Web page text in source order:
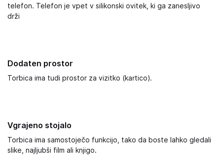
telefon. Telefon je vpet v silikonski ovitek, ki ga zanesljivo
drži
Dodaten prostor
Torbica ima tudi prostor za vizitko (kartico).
Vgrajeno stojalo
Torbica ima samostoječo funkcijo, tako da boste lahko gledali
slike, najljubši film ali knjigo.